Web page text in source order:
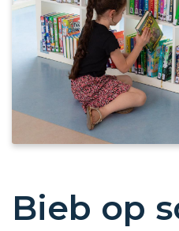
Bieb op